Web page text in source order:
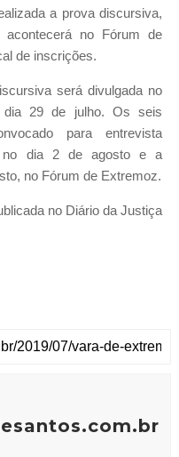
a prova discursiva,
no Fórum de
de inscrições.
será divulgada no
dia 29 de julho. Os seis
para entrevista
no dia 2 de agosto e a
no Fórum de Extremoz.
no Diário da Justiça